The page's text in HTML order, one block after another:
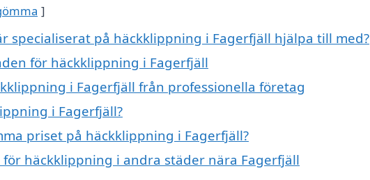
specialiserat på häckklippning i Fagerfjäll hjälpa till med?
för häckklippning i Fagerfjäll
i Fagerfjäll från professionella företag
i Fagerfjäll?
priset på häckklippning i Fagerfjäll?
häckklippning i andra städer nära Fagerfjäll